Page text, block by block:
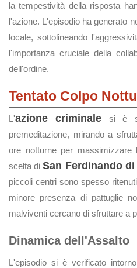
la tempestività della risposta
l'azione. L'episodio ha generato
locale, sottolineando
l'importanza cruciale della
dell'ordine.
Tentato Colpo
L'azione criminale si è
premeditazione, mirando a
ore notturne per
scelta diSan Ferdinando
piccoli centri sono spesso
minore presenza di pattuglie
malviventi cercano di sfruttare a
Dinamica dell'Assalto
L'episodio si è verificato